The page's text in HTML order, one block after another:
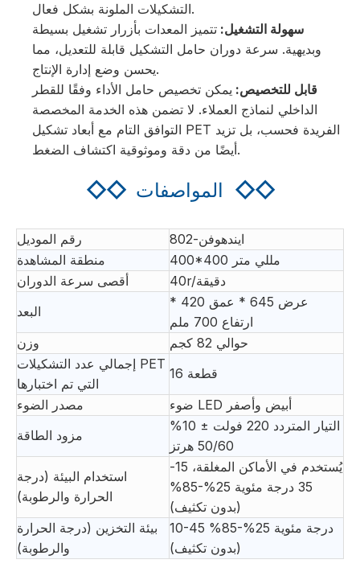
التشكيلات الملونة بشكل فعال.
سهولة التشغيل: تتميز المعدات بأزرار تشغيل بسيطة
وبديهية. سرعة دوران حامل التشكيل قابلة للتعديل، مما
يحسن وضع إدارة الإنتاج.
قابل للتخصيص: يمكن تخصيص حامل الأداء وفقًا للقطر
الداخلي لنماذج العملاء. لا تضمن هذه الخدمة المخصصة
التوافق التام مع أبعاد تشكيل PET الفريدة فحسب، بل تزيد
أيضًا من دقة وموثوقية اكتشاف الضغط.
◇◇ ◇◇
رقم الموديل
ايندهوفن-802
منطقة المشاهدة
400*400 مللي متر
أقصى سرعة الدوران
40r/دقيقة
البعد
عرض 645 * عمق 420 *
ارتفاع 700 ملم
وزن
حوالي 82 كجم
إجمالي عدد التشكيلات PET
التي تم اختبارها
16 قطعة
مصدر الضوء
ضوء LED أبيض وأصفر
مزود الطاقة
التيار المتردد 220 فولت ± 10%
50/60 هرتز
استخدام البيئة (درجة
الحرارة والرطوبة)
يُستخدم في الأماكن المغلقة، 15-
35 درجة مئوية 25%-85%
(بدون تكثيف)
بيئة التخزين (درجة الحرارة
والرطوبة)
10-45 درجة مئوية 25%-85%
(بدون تكثيف)